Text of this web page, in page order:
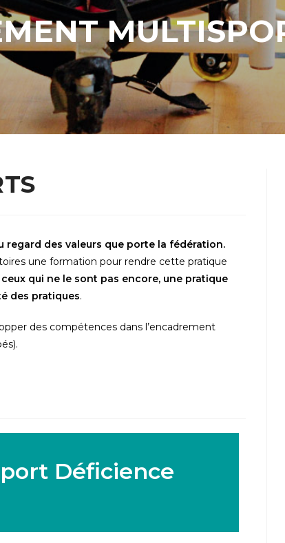
regard des valeurs que porte la fédération.
une formation pour rendre cette pratique
qui ne le sont pas encore, une pratique
des pratiques.
des compétences dans l’encadrement
Déficience